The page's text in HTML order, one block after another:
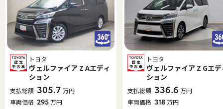
トヨタ
ヴェルファイア Z Aエディ
ション
支払総額 305.7 万円
車両価格 295万円
トヨタ
ヴェルファイア Z Gエ
ション
支払総額 336.6 万円
車両価格 318万円